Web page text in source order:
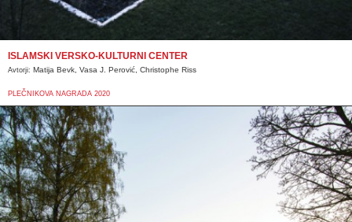
ISLAMSKI VERSKO-KULTURNI CENTER
Avtorji: Matija Bevk, Vasa J. Perović, Christophe Riss
PLEČNIKOVA NAGRADA 2020